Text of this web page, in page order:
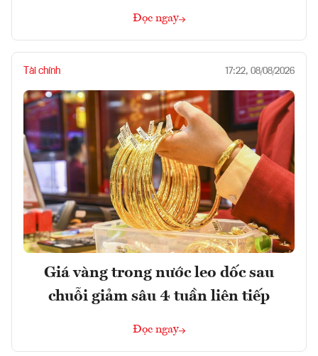
Đọc ngay
Tài chính 17:22, 08/08/2026
Giá vàng trong nước leo dốc sau
chuỗi giảm sâu 4 tuần liên tiếp
Đọc ngay